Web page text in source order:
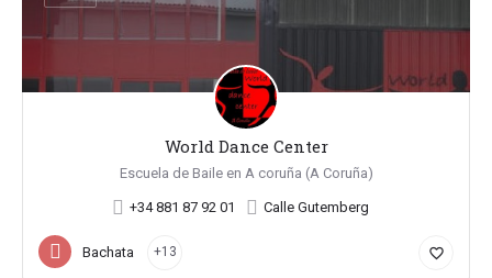
World Dance Center
Escuela de Baile en A coruña (A Coruña)
+34 881 87 92 01 Calle Gutemberg
Bachata +13 favorite_border